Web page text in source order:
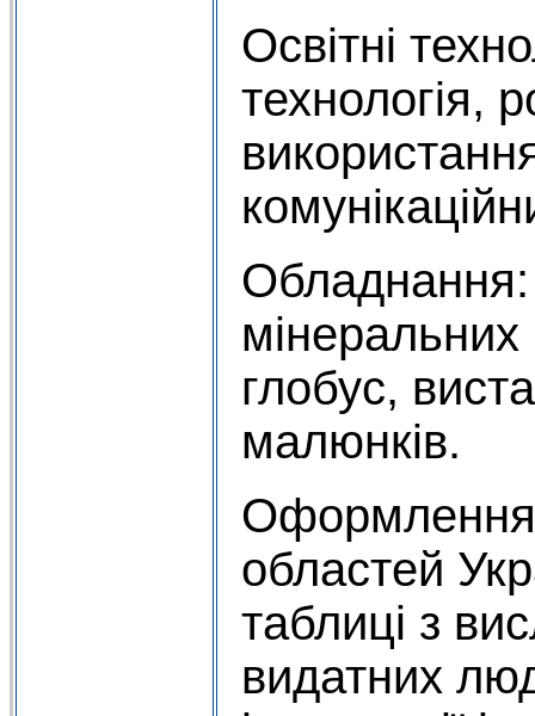
Освітні
технологія,
Обладнання:
мінеральних
глобус,
малюнків.
областей
таблиці з
видатних